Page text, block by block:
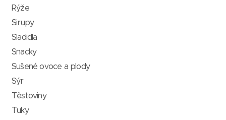
Rýže
Sirupy
Sladidla
Snacky
Sušené ovoce a plody
Sýr
Těstoviny
Tuky